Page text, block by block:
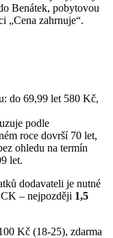
Benátek, pobytovou
„Cena zahrnuje“.
do 69,99 let 580 Kč,
podle
roce dovrší 70 let,
ohledu na termín
let.
dodavateli je nutné
– nejpozději 1,5
Kč (18-25), zdarma